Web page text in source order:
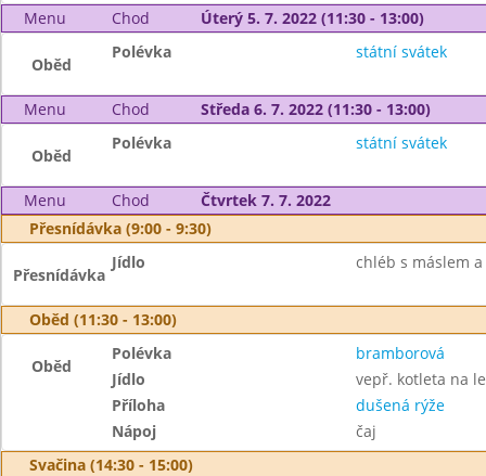
Menu Chod Úterý 5. 7. 2022 (11:30 - 13:00)
Oběd
Polévka státní svátek
Menu Chod Středa 6. 7. 2022 (11:30 - 13:00)
Oběd
Polévka státní svátek
Menu Chod
Čtvrtek 7. 7. 2022
Přesnídávka (9:00 - 9:30)
Přesnídávka
Jídlo chléb s máslem a
Oběd (11:30 - 13:00)
Oběd
Polévka
bramborová
Jídlo
vepř. kotleta na
Příloha
dušená rýže
Nápoj
čaj
Svačina (14:30 - 15:00)